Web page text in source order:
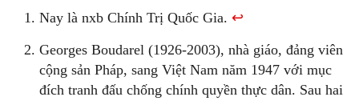
Nay là nxb Chính Trị Quốc Gia.↩
Georges Boudarel (1926-2003), nhà giáo, đảng viên
cộng sản Pháp, sang Việt Nam năm 1947 với mục
đích tranh đấu chống chính quyền thực dân. Sau hai